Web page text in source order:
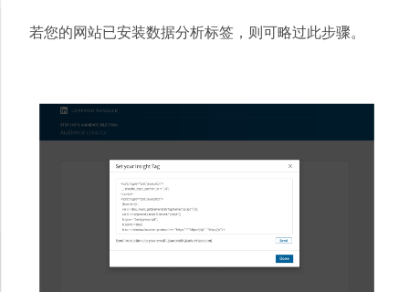
若您的网站已安装数据分析标签，则可略过此步骤。